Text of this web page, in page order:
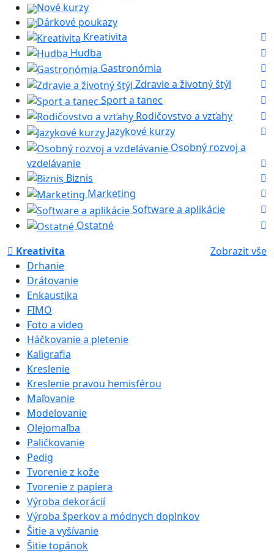
Nové kurzy
Dárkové poukazy
Kreativita
Hudba
Gastronómia
Zdravie a životný štýl
Sport a tanec
Rodičovstvo a vzťahy
Jazykové kurzy
Osobný rozvoj a
vzdelávanie
Biznis
Marketing
Software a aplikácie
Ostatné
Kreativita
Zobrazit vše
Drhanie
Drátovanie
Enkaustika
FIMO
Foto a video
Háčkovanie a pletenie
Kaligrafia
Kreslenie
Kreslenie pravou hemisférou
Maľovanie
Modelovanie
Olejomaľba
Paličkovanie
Pedig
Tvorenie z kože
Tvorenie z papiera
Výroba dekorácií
Výroba šperkov a módnych doplnkov
Šitie a vyšívanie
Šitie topánok